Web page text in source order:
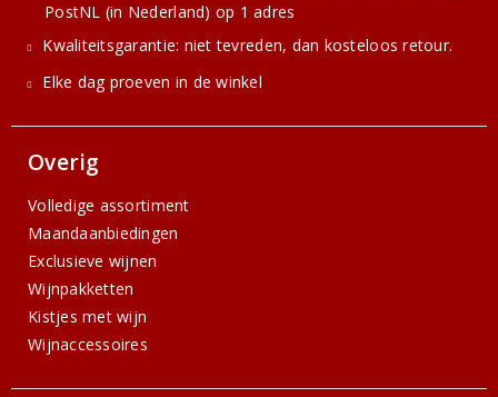
PostNL (in Nederland) op 1 adres
Kwaliteitsgarantie: niet tevreden, dan kosteloos retour.
Elke dag proeven in de winkel
Overig
Volledige assortiment
Maandaanbiedingen
Exclusieve wijnen
Wijnpakketten
Kistjes met wijn
Wijnaccessoires